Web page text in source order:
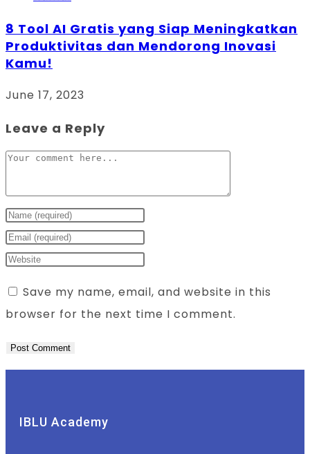
8 Tool AI Gratis yang Siap Meningkatkan
Produktivitas dan Mendorong Inovasi
Kamu!
June 17, 2023
Leave a Reply
Save my name, email, and website in this
browser for the next time I comment.
IBLU Academy